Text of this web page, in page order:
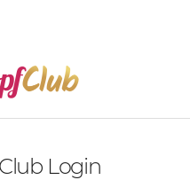
Login